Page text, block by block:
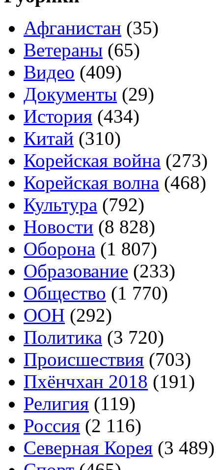
Афганистан (35)
Ветераны (65)
Видео (409)
Документы (29)
История (434)
Китай (310)
Корейская война (273)
Корейская волна (468)
Культура (792)
Новости (8 828)
Оборона (1 807)
Образование (233)
Общество (1 770)
ООН (292)
Политика (3 720)
Происшествия (703)
Пхёнчхан 2018 (191)
Религия (119)
Россия (2 116)
Северная Корея (3 489)